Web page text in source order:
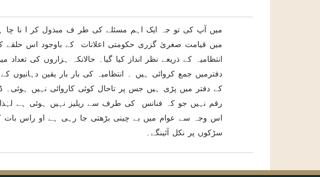
میں آپ کی تو جہ ایک اہم مسئلے کی طر ف مبذول کر ا نا
انتظامیہ کے ذریعے نظر انداز کیا گیا۔ حالانکہ ہزاروں کی
دفترمیں جمع کروائی ہیں ۔ انتظامیہ کی بار بار یقین
کے دفتر میں پڑی ہیں جس پر تاحال کوئی کاروائی نہیں
رقم نہیں جو کہ فنانس کی طرف سے ریلیز نہیں ہوئی ہے لہٰذا
اس وجہ سے عوام میں بے چینی بڑھتی جا رہی ہے او راس
سڑکوں پر نکل آئینگے۔